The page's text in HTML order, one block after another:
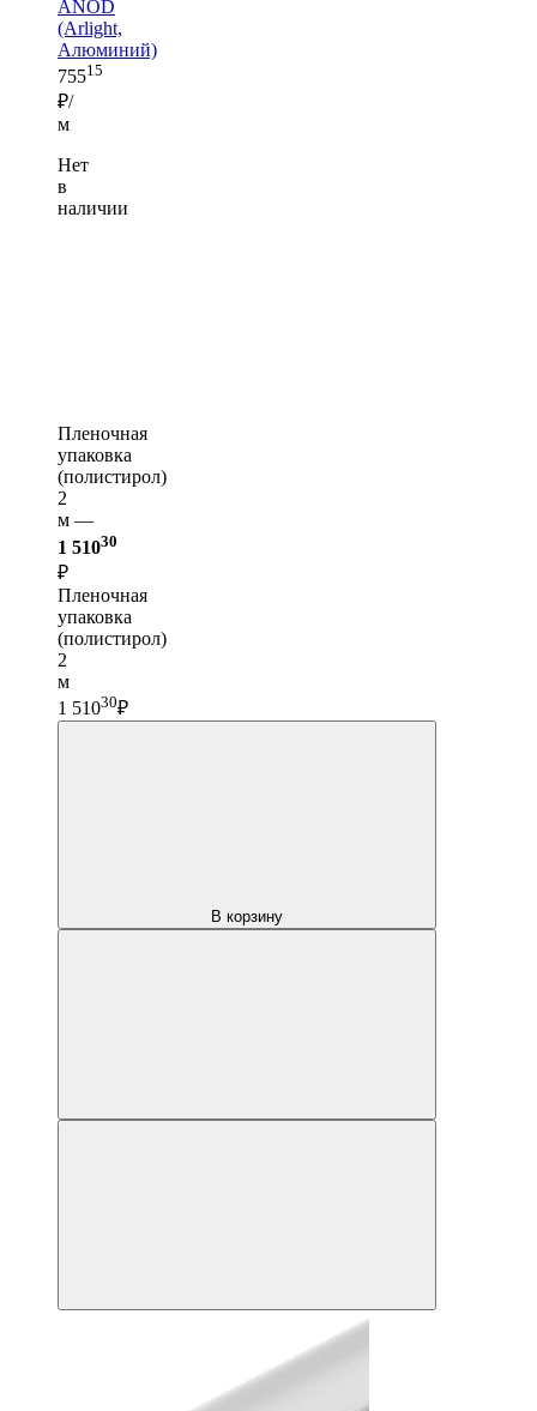
ANOD
(Arlight,
Алюминий)
75515
₽/
м
Нет
в
наличии
Пленочная
упаковка
(полистирол)
2
м —
1 51030
₽
Пленочная
упаковка
(полистирол)
2
м
1 51030₽
В корзину